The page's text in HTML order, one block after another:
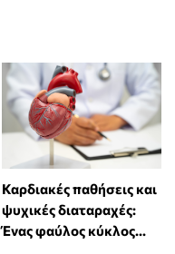
Καρδιακές παθήσεις και
ψυχικές διαταραχές:
Ένας φαύλος κύκλος...